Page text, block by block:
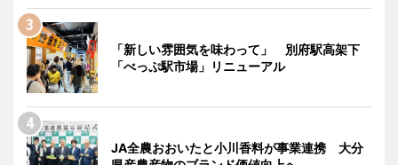
「新しい雰囲気を味わって」 別府駅高架下
「べっぷ駅市場」リニューアル
JA全農おおいたと小川香料が事業連携 大分